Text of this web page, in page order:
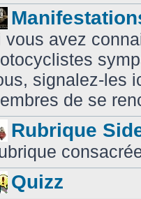
vous avez
signalez-les
de se
Rubrique
Quizz